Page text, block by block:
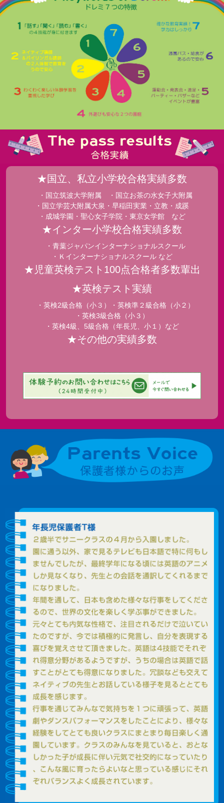
★国立、私立小学校合格実績多数
・国立筑波大学附属 ・国立お茶の水女子大附属
・国立学芸大附属大泉・早稲田実業・立教・成蹊
・成城学園・聖心女子学院・東京女学館 など
★インター小学校合格実績多数
・青葉ジャパンインターナショナルスクール
・Ｋインターナショナルスクール など
★児童英検テスト100点合格者多数輩出
★英検テスト実績
・英検2級合格（小３）・英検準２級合格（小２）
・英検3級合格（小３）
・英検4級、5級合格（年長児、小１）など
★その他の実績多数